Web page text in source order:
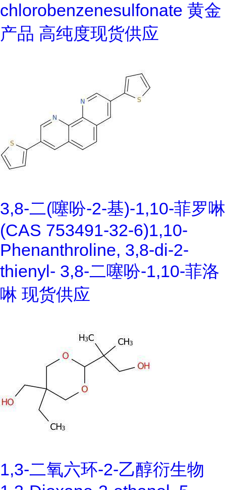
chlorobenzenesulfonate 黄金
产品 高纯度现货供应
3,8-二(噻吩-2-基)-1,10-菲罗啉
(CAS 753491-32-6)1,10-
Phenanthroline, 3,8-di-2-
thienyl- 3,8-二噻吩-1,10-菲洛
啉 现货供应
1,3-二氧六环-2-乙醇衍生物